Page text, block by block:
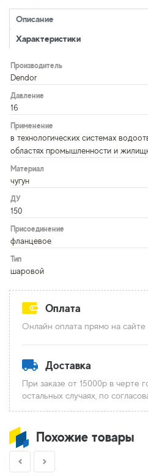
Описание
Характеристики
Производитель
Dendor
Давление
16
Применение
в технологических системах
областях промышленности и
Материал
чугун
ДУ
150
Присоединение
фланцевое
Тип
шаровой
Оплата
Онлайн оплата прямо на сайте
Доставка
При заказе от 15000р в черте
остальных случаях, по
Похожие товары